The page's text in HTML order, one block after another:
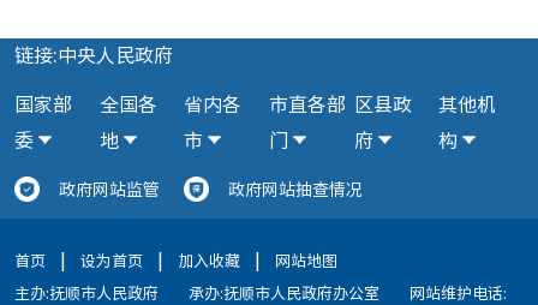
链接:中央人民政府
国家部
委
全国各
地
省内各
市
市直各部
门
区县政
府
其他机
构
政府网站监管 政府网站抽查情况
首页 | 设为首页 | 加入收藏 |
网站地图
主办:抚顺市人民政府
承办:抚顺市人民政府办公室
网站维护电话: